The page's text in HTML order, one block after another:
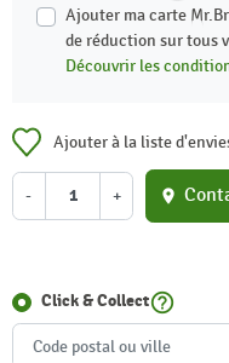
Ajouter ma carte
de réduction sur tous
Découvrir les
Ajouter à la liste
- + location_on
Click & Collecthelp_outline